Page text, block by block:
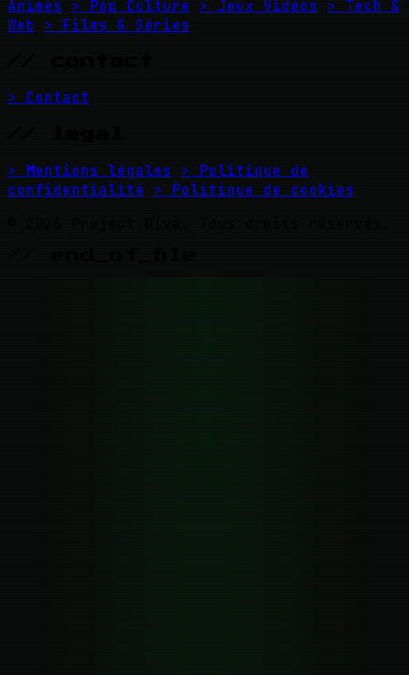
Animés > Pop Culture > Jeux Vidéos
> Tech &
Web > Films & Séries
> Contact
> Mentions légales
> Politique de
confidentialité > Politique de cookies